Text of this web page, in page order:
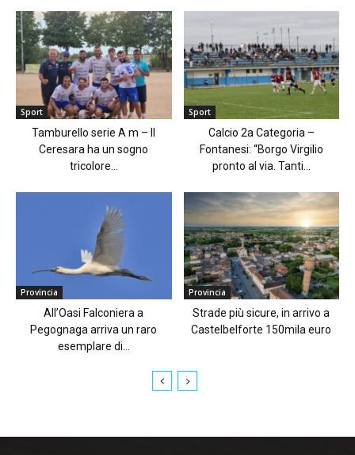
Sport
Tamburello serie A m – Il
Ceresara ha un sogno
tricolore...
Sport
Calcio 2a Categoria –
Fontanesi: “Borgo Virgilio
pronto al via. Tanti...
Provincia
All’Oasi Falconiera a
Pegognaga arriva un raro
esemplare di...
Provincia
Strade più sicure, in arrivo a
Castelbelforte 150mila euro